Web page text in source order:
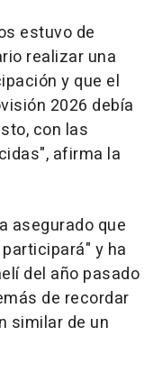
estuvo de
realizar una
y que el
2026 debía
con las
afirma la
asegurado que
y ha
del año pasado
de recordar
similar de un